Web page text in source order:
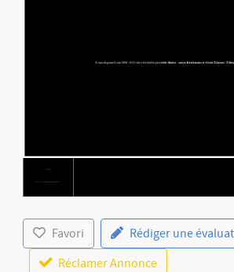
Favori
Rédiger une
Réclamer Annonce